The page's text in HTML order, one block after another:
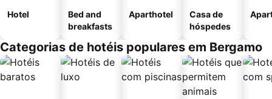
Hotel
Bed and
breakfasts
Aparthotel
Casa de
hóspedes
Categorias de hotéis populares em Bergamo